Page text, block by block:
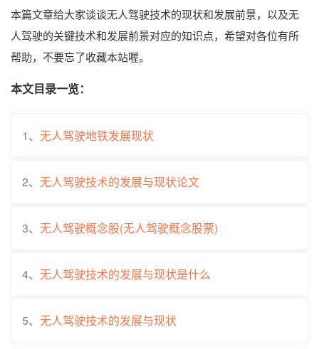
本篇文章给大家谈谈无人驾驶技术的现状和发展前景，以及无
人驾驶的关键技术和发展前景对应的知识点，希望对各位有所
帮助，不要忘了收藏本站喔。
本文目录一览：
1、 无人驾驶地铁发展现状
2、 无人驾驶技术的发展与现状论文
3、 无人驾驶概念股(无人驾驶概念股票)
4、 无人驾驶技术的发展与现状是什么
5、 无人驾驶技术的发展与现状